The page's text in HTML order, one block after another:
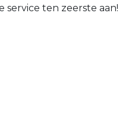
ten zeerste aan!